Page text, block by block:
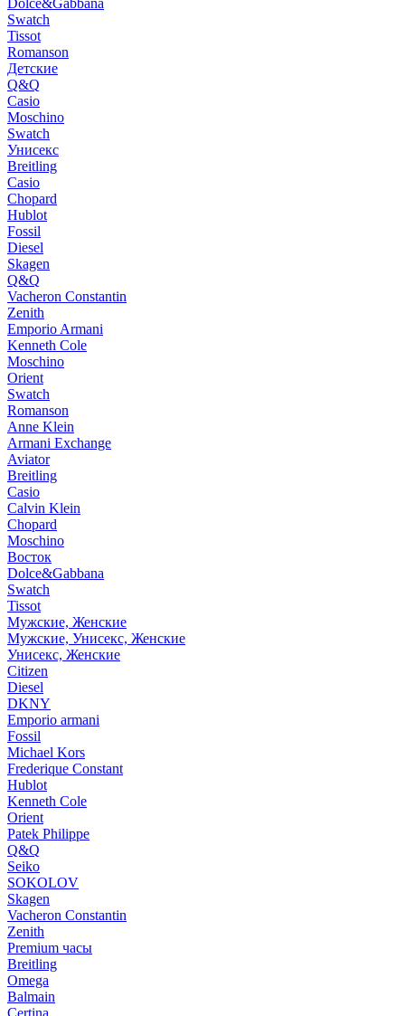
Dolce&Gabbana
Swatch
Tissot
Romanson
Детские
Q&Q
Casio
Moschino
Swatch
Унисекс
Breitling
Casio
Chopard
Hublot
Fossil
Diesel
Skagen
Q&Q
Vacheron Constantin
Zenith
Emporio Armani
Kenneth Cole
Moschino
Orient
Swatch
Romanson
Anne Klein
Armani Exchange
Aviator
Breitling
Casio
Calvin Klein
Chopard
Moschino
Восток
Dolce&Gabbana
Swatch
Tissot
Мужские, Женские
Мужские, Унисекс, Женские
Унисекс, Женские
Citizen
Diesel
DKNY
Emporio armani
Fossil
Michael Kors
Frederique Constant
Hublot
Kenneth Cole
Orient
Patek Philippe
Q&Q
Seiko
SOKOLOV
Skagen
Vacheron Constantin
Zenith
Premium часы
Breitling
Omega
Balmain
Certina